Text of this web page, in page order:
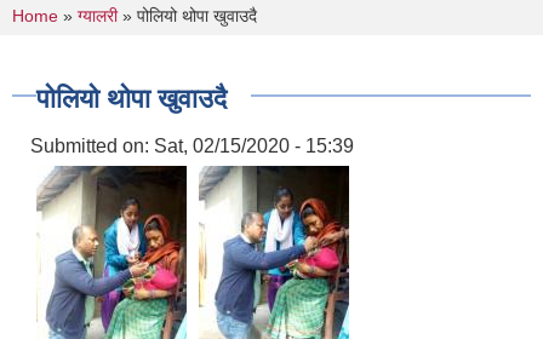
You are here
Home » ग्यालरी» पोलियो थोपा खुवाउदै
पोलियो थोपा खुवाउदै
Submitted on: Sat, 02/15/2020 - 15:39